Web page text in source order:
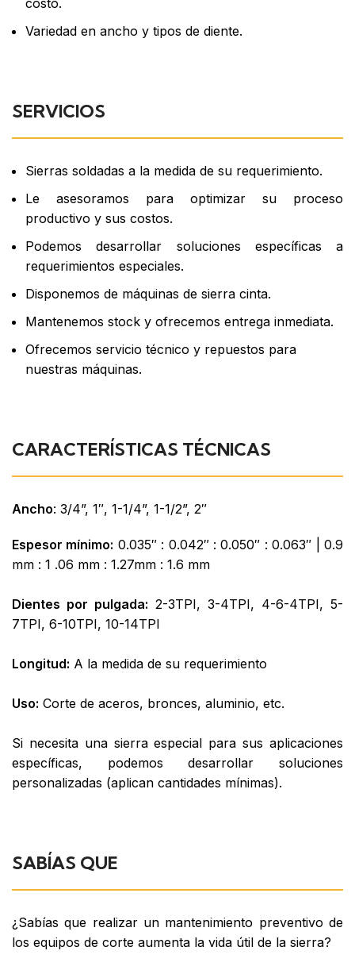
costo.
Variedad en ancho y tipos de diente.
SERVICIOS
Sierras soldadas a la medida de su requerimiento.
Le asesoramos para optimizar su proceso
productivo y sus costos.
Podemos desarrollar soluciones específicas a
requerimientos especiales.
Disponemos de máquinas de sierra cinta.
Mantenemos stock y ofrecemos entrega inmediata.
Ofrecemos servicio técnico y repuestos para
nuestras máquinas.
CARACTERÍSTICAS TÉCNICAS
Ancho: 3/4”, 1″, 1-1/4”, 1-1/2”, 2″
Espesor mínimo: 0.035″ : 0.042″ : 0.050″ : 0.063″ | 0.9
mm : 1 .06 mm : 1.27mm : 1.6 mm
Dientes por pulgada: 2-3TPI, 3-4TPI, 4-6-4TPI, 5-
7TPI, 6-10TPI, 10-14TPI
Longitud: A la medida de su requerimiento
Uso: Corte de aceros, bronces, aluminio, etc.
Si necesita una sierra especial para sus aplicaciones
específicas, podemos desarrollar soluciones
personalizadas (aplican cantidades mínimas).
SABÍAS QUE
¿Sabías que realizar un mantenimiento preventivo de
los equipos de corte aumenta la vida útil de la sierra?